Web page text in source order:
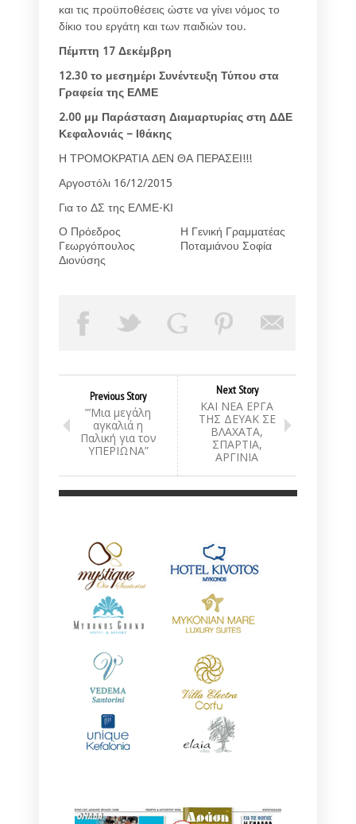
και τις προϋποθέσεις ώστε να γίνει νόμος το
δίκιο του εργάτη και των παιδιών του.
Πέμπτη 17 Δεκέμβρη
12.30 το μεσημέρι Συνέντευξη Τύπου στα
Γραφεία της ΕΛΜΕ
2.00 μμ Παράσταση Διαμαρτυρίας στη ΔΔΕ
Κεφαλονιάς – Ιθάκης
Η ΤΡΟΜΟΚΡΑΤΙΑ ΔΕΝ ΘΑ ΠΕΡΑΣΕΙ!!!
Αργοστόλι 16/12/2015
Για το ΔΣ της ΕΛΜΕ-ΚΙ
Ο Πρόεδρος
Η Γενική Γραμματέας
Γεωργόπουλος
Διονύσης
Ποταμιάνου Σοφία
Previous Story
”’Μια μεγάλη
αγκαλιά η
Παλική για τον
ΥΠΕΡΙΩΝΑ”
Next Story
ΚΑΙ ΝΕΑ ΕΡΓΑ
ΤΗΣ ΔΕΥΑΚ ΣΕ
ΒΛΑΧΑΤΑ,
ΣΠΑΡΤΙΑ,
ΑΡΓΙΝΙΑ